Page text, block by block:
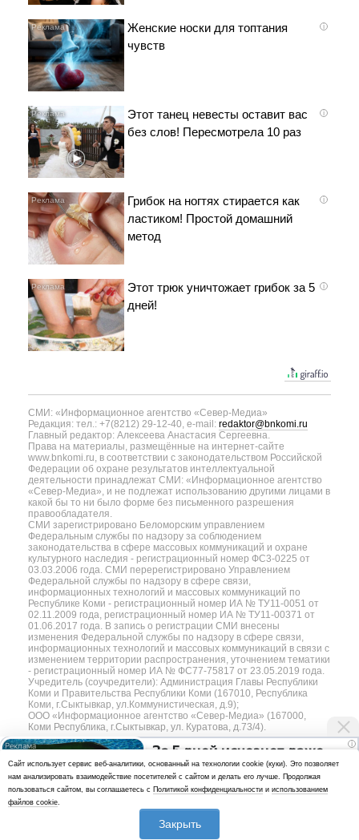
i
Женские носки для топтания
чувств
i
Этот танец невесты оставит вас
без слов! Пересмотрела 10 раз
i
Грибок на ногтях стирается как
ластиком! Простой домашний
метод
i
Этот трюк уничтожает грибок за 5
дней!
СМИ: «Информационное агентство «Север-Медиа»
Редакция: тел.: +7(8212) 29-12-40, e-mail: redaktor@bnkomi.ru
Главный редактор: Алексеева Анастасия Сергеевна.
Права на материалы, размещённые на интернет-сайте
www.bnkomi.ru, в соответствии с законодательством Российской
Федерации об охране результатов интеллектуальной
деятельности принадлежат СМИ: «Информационное агентство
«Север-Медиа», и не подлежат использованию другими лицами в
какой бы то ни было форме без письменного разрешения
правообладателя.
СМИ зарегистрировано Беломорским управлением
Федеральным службы по надзору за соблюдением
законодательства в сфере массовых коммуникаций и охране
культурного наследия - регистрационный номер ФС3-0225 от
03.03.2006 года. СМИ перерегистрировано Управлением
Федеральной службы по надзору в сфере связи,
информационных технологий и массовых коммуникаций по
Республике Коми - регистрационный номер ИА № ТУ11-0051 от
02.11.2009 года, регистрационный номер ИА № ТУ11-00371 от
01.06.2017 года. В запись о регистрации СМИ внесены
изменения Федеральной службы по надзору в сфере связи,
информационных технологий и массовых коммуникаций в связи с
изменением территории распространения, уточнением тематики
- регистрационный номер ИА № ФС77-75817 от 23.05.2019 года.
Учредитель (соучредители): Администрация Главы Республики
Коми и Правительства Республики Коми (167010, Республика
Коми, г.Сыктывкар, ул.Коммунистическая, д.9);
ООО «Информационное агентство «Север-Медиа» (167000,
Коми Республика, г.Сыктывкар, ул. Куратова, д.73/4).
Разработка сайта — web-студия «Цифровой Век»
i
За 5 дней исчезнет даже
самый застарелый грибок:
вот хитрость
Политика
конфиденциальности
Использование аналитики и файлов куки
Cайт использует сервис веб-аналитики, основанный на технологии cookie (куки). Это позволяет
нам анализировать взаимодействие посетителей с сайтом и делать его лучше. Продолжая
пользоваться сайтом, вы соглашаетесь с Политикой конфиденциальности и использованием
файлов cookie.
Закрыть